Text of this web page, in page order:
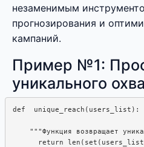
незаменимым
прогнозирования и
кампаний.
Пример №1:
уникального
def  unique_reach(users_list):
"""Функция возвращает
return